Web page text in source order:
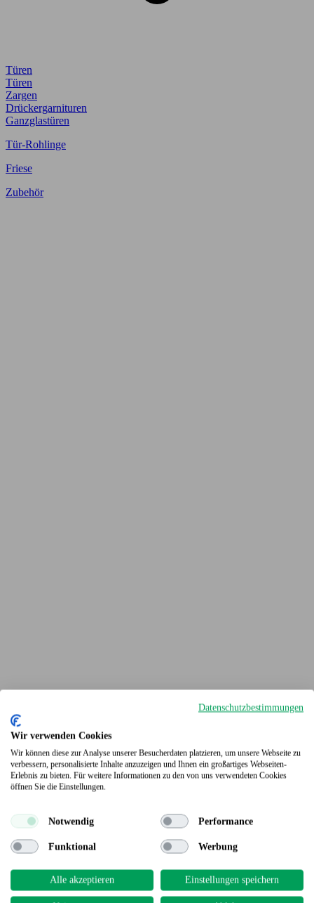
Türen
Türen
Zargen
Drückergarnituren
Ganzglastüren
Tür-Rohlinge
Friese
Zubehör
Terrassendielen
Datenschutzbestimmungen
Wir verwenden Cookies
Wir können diese zur Analyse unserer Besucherdaten platzieren, um unsere Webseite zu
verbessern, personalisierte Inhalte anzuzeigen und Ihnen ein großartiges Webseiten-
Erlebnis zu bieten. Für weitere Informationen zu den von uns verwendeten Cookies
öffnen Sie die Einstellungen.
Notwendig Performance
Funktional Werbung
Alle akzeptieren Einstellungen speichern